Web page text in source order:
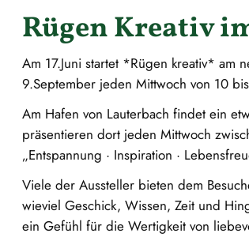
Rügen Kreativ
Am 17.Juni startet *Rügen kreativ* am
9.September jeden Mittwoch von 10
Am Hafen von Lauterbach findet ein
präsentieren dort jeden Mittwoch
„Entspannung · Inspiration ·
Viele der Aussteller bieten dem
wieviel Geschick, Wissen, Zeit und
ein Gefühl für die Wertigkeit von